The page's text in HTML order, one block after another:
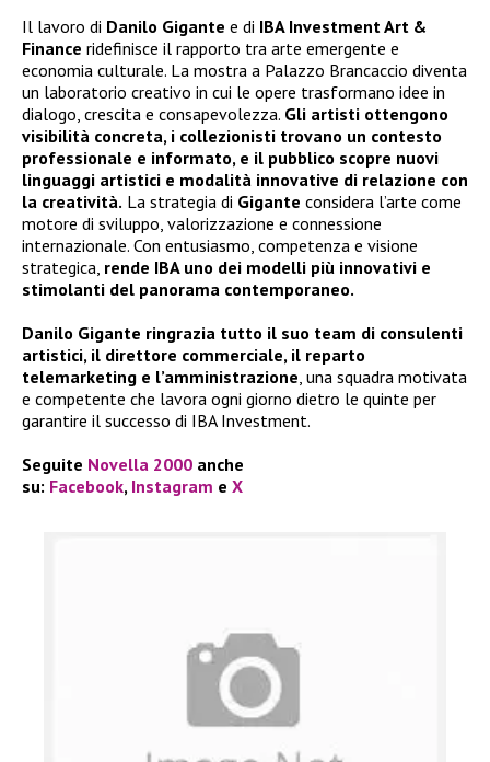
Il lavoro di Danilo Gigante e di IBA Investment Art &
Finance ridefinisce il rapporto tra arte emergente e
economia culturale. La mostra a Palazzo Brancaccio diventa
un laboratorio creativo in cui le opere trasformano idee in
dialogo, crescita e consapevolezza. Gli artisti ottengono
visibilità concreta, i collezionisti trovano un contesto
professionale e informato, e il pubblico scopre nuovi
linguaggi artistici e modalità innovative di relazione con
la creatività. La strategia di Gigante considera l’arte come
motore di sviluppo, valorizzazione e connessione
internazionale. Con entusiasmo, competenza e visione
strategica, rende IBA uno dei modelli più innovativi e
stimolanti del panorama contemporaneo.
Danilo Gigante ringrazia tutto il suo team di consulenti
artistici, il direttore commerciale, il reparto
telemarketing e l’amministrazione, una squadra motivata
e competente che lavora ogni giorno dietro le quinte per
garantire il successo di IBA Investment.
Seguite Novella 2000 anche
su: Facebook, Instagram e X